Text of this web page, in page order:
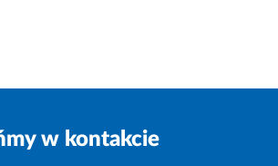
w kontakcie